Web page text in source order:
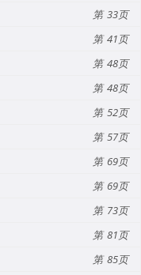
33
41
48
48
52
57
69
69
73
81
85